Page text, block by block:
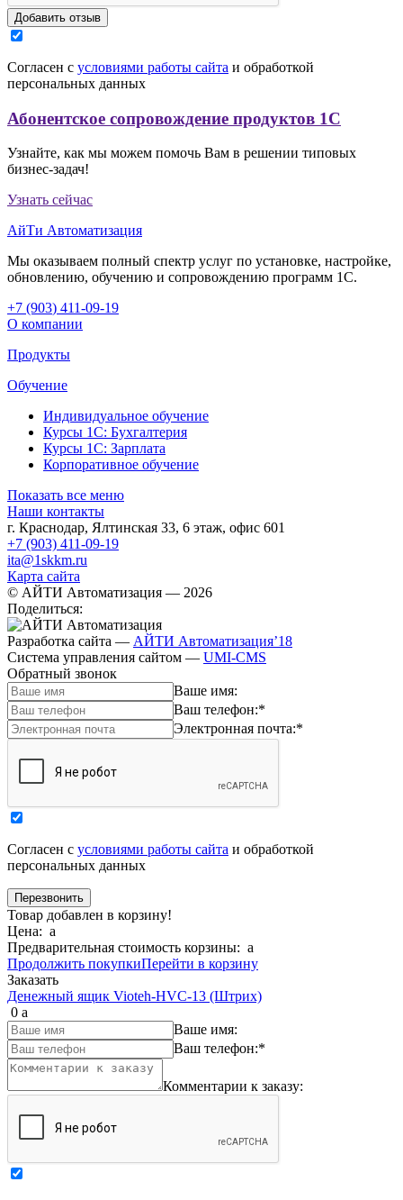
Согласен с условиями работы сайта и обработкой
персональных данных
Абонентское сопровождение продуктов 1C
Узнайте, как мы можем помочь Вам в решении типовых
бизнес-задач!
Узнать сейчас
АйТи Автоматизация
Мы оказываем полный спектр услуг по установке, настройке,
обновлению, обучению и сопровождению программ 1С.
+7 (903) 411-09-19
О компании
Продукты
Обучение
Индивидуальное обучение
Курсы 1С: Бухгалтерия
Курсы 1С: Зарплата
Корпоративное обучение
Показать все меню
Наши контакты
г. Краснодар, Ялтинская 33, 6 этаж, офис 601
+7 (903) 411-09-19
ita@1skkm.ru
Карта сайта
© АЙТИ Автоматизация — 2026
Поделиться:
Разработка сайта — АЙТИ Автоматизация’18
Система управления сайтом — UMI-CMS
Обратный звонок
Ваше имя:
Ваш телефон:*
Электронная почта:*
Согласен с условиями работы сайта и обработкой
персональных данных
Товар добавлен в корзину!
Цена: a
Предварительная стоимость корзины: a
Продолжить покупкиПерейти в корзину
Заказать
Денежный ящик Vioteh-HVC-13 (Штрих)
0 a
Ваше имя:
Ваш телефон:*
Комментарии к заказу: